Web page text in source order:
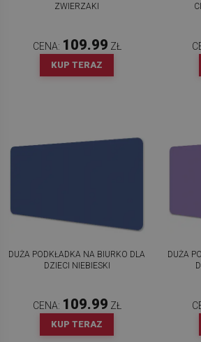
ZWIERZAKI
CENA: 109.99 ZŁ
KUP TERAZ
DUŻA PODKŁADKA NA BIURKO DLA
DZIECI NIEBIESKI
CENA: 109.99 ZŁ
KUP TERAZ
DUŻA